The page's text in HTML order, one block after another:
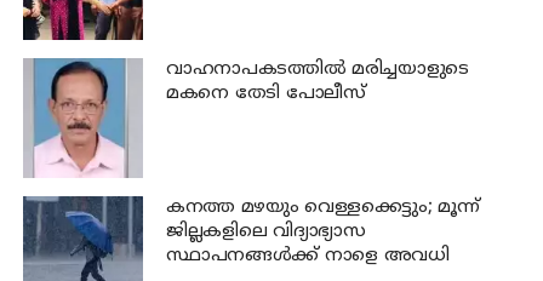
വാഹനാപകടത്തില്‍ മരിച്ചയാളുടെ
മകനെ തേടി പോലീസ്
കനത്ത മഴയും വെള്ളക്കെട്ടും; മൂന്ന്‌
ജില്ലകളിലെ വിദ്യാഭ്യാസ
സ്ഥാപനങ്ങള്‍ക്ക് നാളെ അവധി